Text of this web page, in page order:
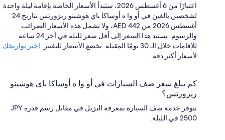
اعتبارًا من 6 أغسطس 2026، ستبدأ الأسعار الخاصة بإقامة ليلة واحدة
لشخصين بالغين في أو وا ه أوساكا باي هوشينو ريزورتس بتاريخ 24
أغسطس 2026 من AED 442، ولا تشمل هذه الأسعار الضرائب
والرسوم. يستند هذا السعر إلى أقل سعر لليلة في آخر 24 ساعة
للإقامات خلال الـ 30 يومًا المقبلة. تخضع الأسعار للتغيير.
اختر تواريخك
لأسعار أكثر دقة.
كم يبلغ سعر صف السيارات في أو وا ه أوساكا باي هوشينو
ريزورتس؟
تتوفر خدمة صف السيارة بمعرفة النزيل في مقابل رسم قدره JPY
2500 في الليلة.